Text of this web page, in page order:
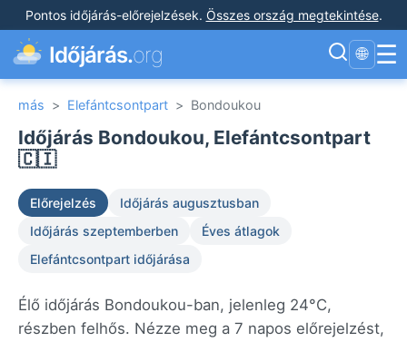
Pontos időjárás-előrejelzések. Összes ország megtekintése.
Időjárás.org 🌐 ☰
más > Elefántcsontpart > Bondoukou
Időjárás Bondoukou, Elefántcsontpart
🇨🇮
Előrejelzés
Időjárás augusztusban
Időjárás szeptemberben
Éves átlagok
Elefántcsontpart időjárása
Élő időjárás Bondoukou-ban, jelenleg 24°C,
részben felhős. Nézze meg a 7 napos előrejelzést,